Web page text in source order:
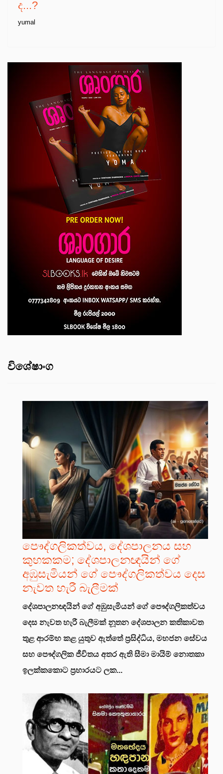
ද...?
yumal
විශේෂාංග
පෞද්ගලිකත්වය, දේශපාලනය සහ
කුහකකම; දේශපාලනඥයින් ගේ
අඹුසැමියන් ගේ පෞද්ගලිකත්වය දෙස
නැවත හැරී බැලීමක්
දේශපාලනඥයින් ගේ අඹුසැමියන් ගේ පෞද්ගලිකත්වය
දෙස නැවත හැරී බැලීමක්නූතන දේශපාලන කතිකාවත
තුළ ආරම්භ කළ යුතුව ඇත්තේ ප්‍රසිද්ධිය, මහජන සේවය
සහ පෞද්ගලික ජීවිතය අතර ඇති සීමා මායිම් නොතකා
ඉලක්කකොට ප්‍රහාරයට ලක...